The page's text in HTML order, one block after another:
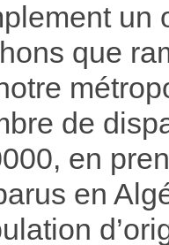
un
que
de
en
en